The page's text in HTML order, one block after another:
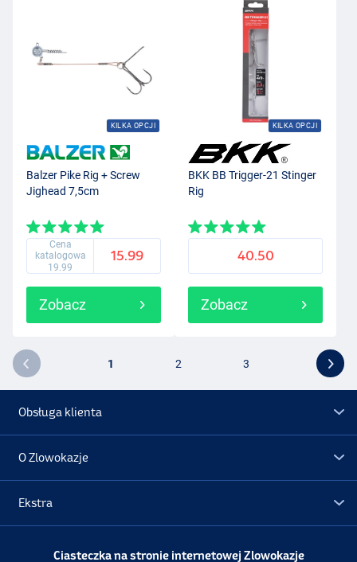
KILKA OPCJI
Balzer Pike Rig + Screw
Jighead 7,5cm
Cena
katalogowa
19.99
15.99
Zobacz
KILKA OPCJI
BKK BB Trigger-21 Stinger
Rig
40.50
Zobacz
1 2 3
Obsługa klienta
O Zlowokazje
Ekstra
Promocje
Ciasteczka na stronie internetowej Zlowokazje